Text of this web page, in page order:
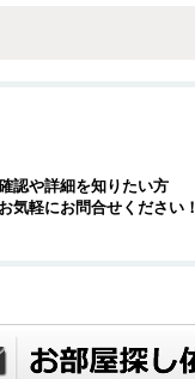
認や詳細を知りたい方
気軽にお問合せください！